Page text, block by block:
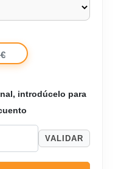
introdúcelo para
VALIDAR